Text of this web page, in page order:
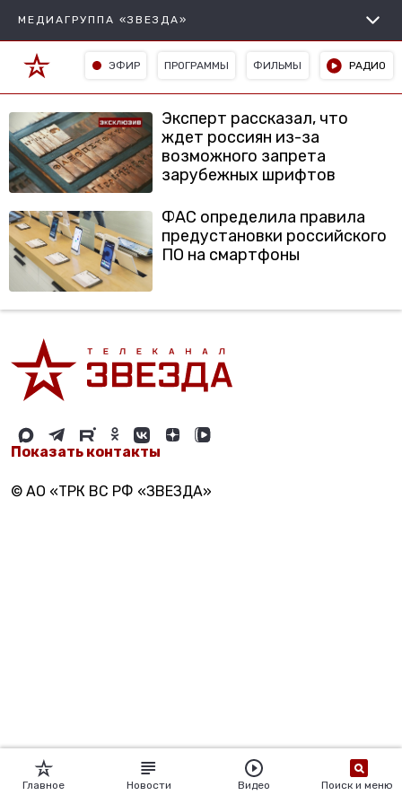
МЕДИАГРУППА «ЗВЕЗДА»
ЭФИР ПРОГРАММЫ ФИЛЬМЫ РАДИО
Эксперт рассказал, что
ждет россиян из-за
возможного запрета
зарубежных шрифтов
ФАС определила правила
предустановки российского
ПО на смартфоны
Показать контакты
© АО «ТРК ВС РФ «ЗВЕЗДА»
Главное Новости Видео Поиск и меню